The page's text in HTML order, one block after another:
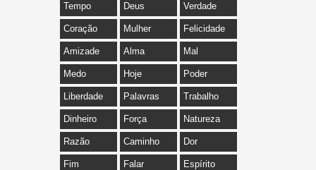
Tempo Deus Verdade
Coração Mulher Felicidade
Amizade Alma Mal
Medo Hoje Poder
Liberdade Palavras Trabalho
Dinheiro Força Natureza
Razão Caminho Dor
Fim Falar Espírito